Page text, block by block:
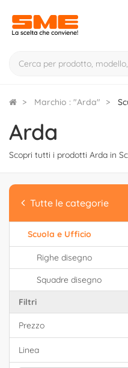
Marchio : "Arda"
Arda
Scopri tutti i prodotti Arda in
Tutte le categorie
Scuola e Ufficio
Righe disegno
Squadre disegno
Filtri
Prezzo
Linea